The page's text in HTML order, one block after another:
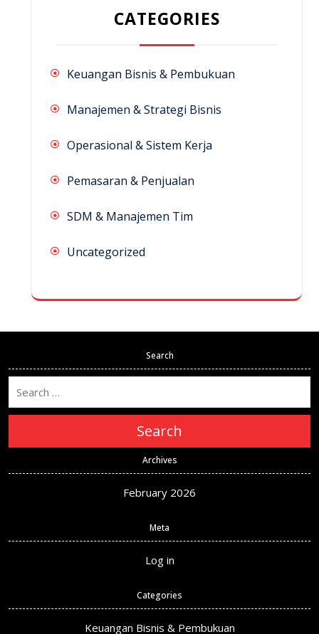
CATEGORIES
Keuangan Bisnis & Pembukuan
Manajemen & Strategi Bisnis
Operasional & Sistem Kerja
Pemasaran & Penjualan
SDM & Manajemen Tim
Uncategorized
Search
Search
Archives
February 2026
Meta
Log in
Categories
Keuangan Bisnis & Pembukuan